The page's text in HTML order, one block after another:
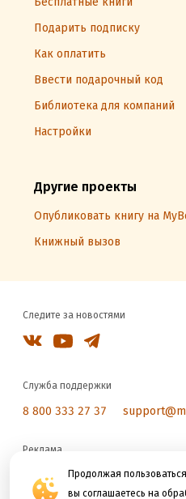
Продолжая
вы соглашаетесь на
Подарить подписку
Как оплатить
Ввести подарочный код
Библиотека для компаний
Настройки
Другие проекты
Опубликовать книгу на
Книжный вызов
Следите за новостями
Служба поддержки
8 800 333 27 37
Реклама
reklama@litres.ru